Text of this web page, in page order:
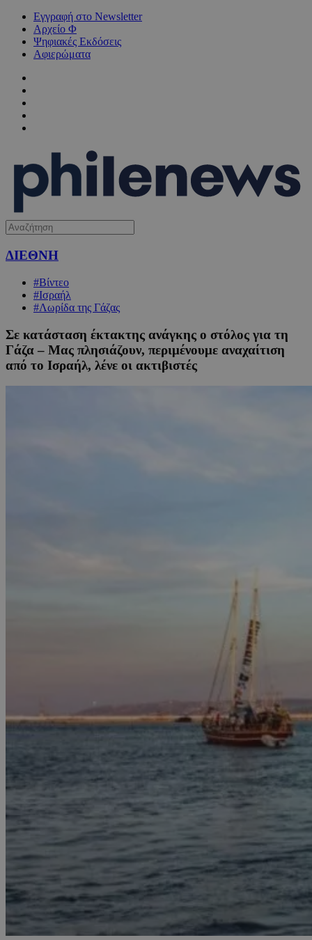
Εγγραφή στο Newsletter
Αρχείο Φ
Ψηφιακές Εκδόσεις
Αφιερώματα
ΔΙΕΘΝΗ
#Βίντεο
#Ισραήλ
#Λωρίδα της Γάζας
Σε κατάσταση έκτακτης ανάγκης ο στόλος για τη
Γάζα – Μας πλησιάζουν, περιμένουμε αναχαίτιση
από το Ισραήλ, λένε οι ακτιβιστές